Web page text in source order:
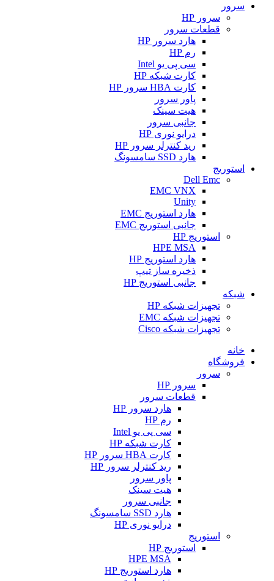
سرور
سرور HP
قطعات سرور
هارد سرور HP
رم HP
سی پی یو Intel
کارت شبکه HP
کارت HBA سرور HP
پاور سرور
هیت سینک
جانبی سرور
درایو نوری HP
رید کنترلر سرور HP
هارد SSD سامسونگ
استوریج
Dell Emc
EMC VNX
Unity
هارد استوریج EMC
جانبی استوریج EMC
استوریج HP
HPE MSA
هارد استوریج HP
ذخیره ساز تیپ
جانبی استوریج HP
شبکه
تجهیزات شبکه HP
تجهیزات شبکه EMC
تجهیزات شبکه Cisco
خانه
فروشگاه
سرور
سرور HP
قطعات سرور
هارد سرور HP
رم HP
سی پی یو Intel
کارت شبکه HP
کارت HBA سرور HP
رید کنترلر سرور HP
پاور سرور
هیت سینک
جانبی سرور
هارد SSD سامسونگ
درایو نوری HP
استوریج
استوریج HP
HPE MSA
هارد استوریج HP